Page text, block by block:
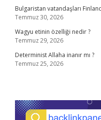
Bulgaristan vatandaşları
Temmuz 30, 2026
Wagyu etinin özelliği nedir ?
Temmuz 29, 2026
Determinist Allaha inanır mı ?
Temmuz 25, 2026